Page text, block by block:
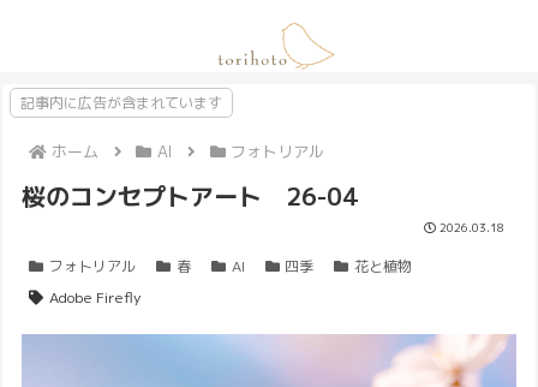
記事内に広告が含まれています
ホーム AI フォトリアル
桜のコンセプトアート 26-04
2026.03.18
フォトリアル 春 AI 四季
花と植物
Adobe Firefly